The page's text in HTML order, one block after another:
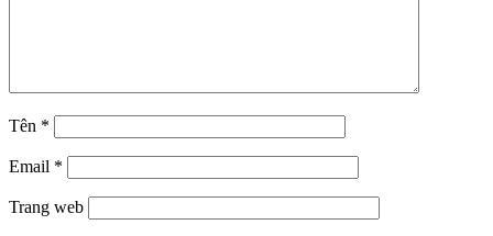
Tên *
Email *
Trang web